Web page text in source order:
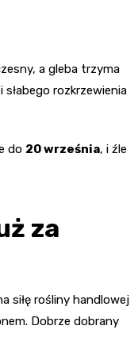
a gleba trzyma
rozkrzewienia
do 20 września, i źle
za
siłę rośliny handlowej
Dobrze dobrany